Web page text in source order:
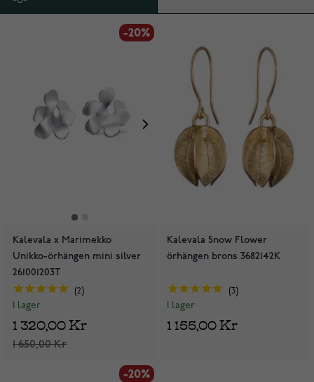
-20%
Kalevala x Marimekko
Unikko-örhängen mini silver
261001203T
2
I lager
1 650,00 Kr
1 320,00 Kr
Kalevala Snow Flower
örhängen brons 3682142K
3
I lager
1 155,00 Kr
-20%